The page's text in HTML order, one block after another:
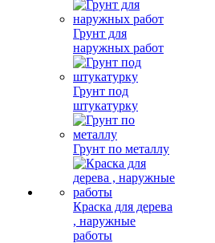
Грунт для
наружных работ
Грунт под
штукатурку
Грунт по металлу
Краска для дерева
, наружные
работы